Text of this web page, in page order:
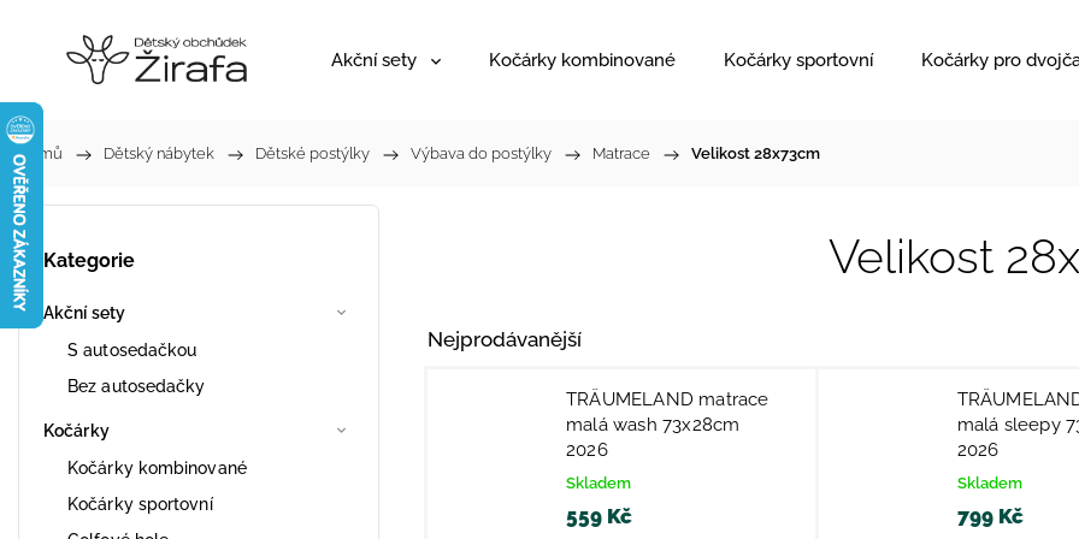
Akční sety Kočárky kombinované Kočárky sportovní Kočárky pro
Domů / Dětský nábytek / Dětské postýlky / Výbava do postýlky / Matrace / Velikost 28x73cm
Kategorie
Akční sety
S autosedačkou
Bez autosedačky
Kočárky
Kočárky kombinované
Kočárky sportovní
Velikost
Nejprodávanější
TRÄUMELAND matrace
malá wash 73x28cm
2026
Skladem
559 Kč
malá sleepy
2026
Skladem
799 Kč